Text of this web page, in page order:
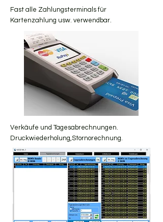
Fast alle Zahlungsterminals für
Kartenzahlung usw. verwendbar.
Verkäufe und Tagesabrechnungen.
Druckwiederholung,Stornorechnung.